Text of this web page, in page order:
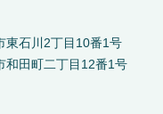
石川2丁目10番1号
田町二丁目12番1号